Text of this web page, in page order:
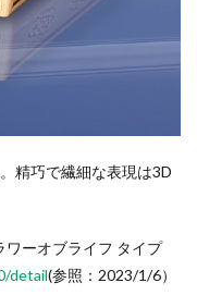
精巧で繊細な表現は3D
ワーオブライフ タイプ
detail(参照：2023/1/6）